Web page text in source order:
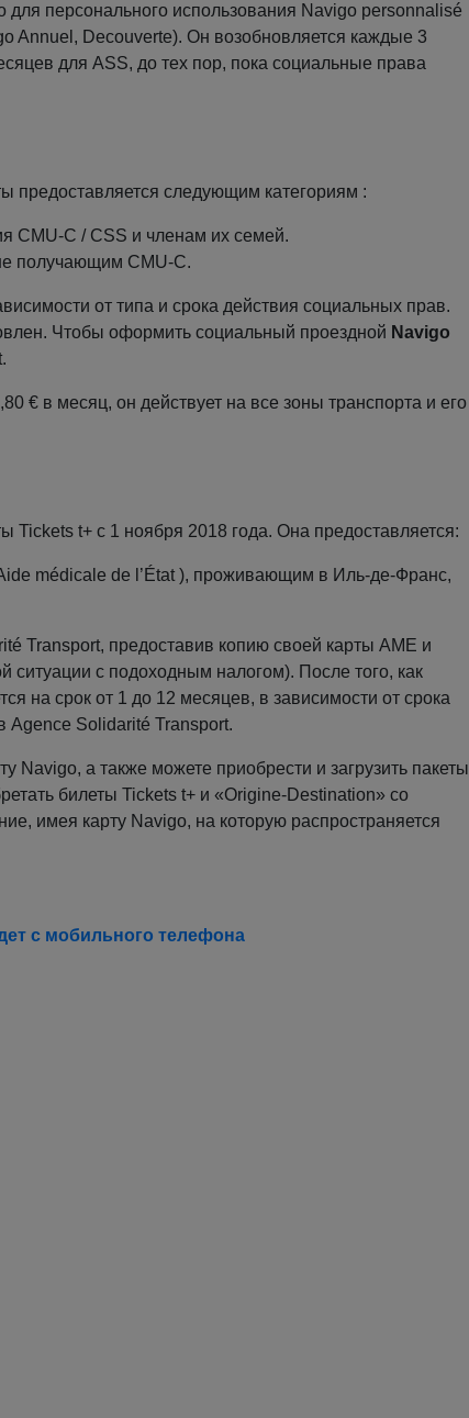
персонального использования Navigo personnalisé
Annuel, Decouverte). Он возобновляется каждые 3
для ASS, до тех пор, пока социальные права
предоставляется следующим категориям :
CMU-С / CSS и членам их семей.
получающим CMU-C.
от типа и срока действия социальных прав.
Чтобы оформить социальный проездной Navigo
€ в месяц, он действует на все зоны транспорта и его
t+ с 1 ноября 2018 года. Она предоставляется:
médicale de l’État ), проживающим в Иль-де-Франс,
Transport, предоставив копию своей карты AME и
с подоходным налогом). После того, как
на срок от 1 до 12 месяцев, в зависимости от срока
Agence Solidarité Transport.
а также можете приобрести и загрузить пакеты
билеты Tickets t+ и «Origine-Destination» со
имея карту Navigo, на которую распространяется
с мобильного телефона